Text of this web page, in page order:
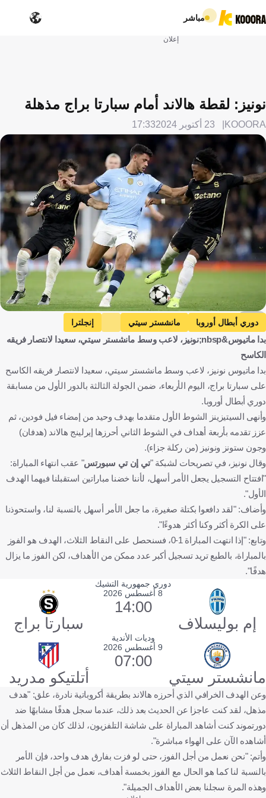
مباشر
إعلان
نونيز: لقطة هالاند أمام سبارتا براج مذهلة
KOOORA 23 أكتوبر 2024 17:33
دوري أبطال أوروبا مانشستر سيتي
إنجلترا
سبارتا براج
التشيك إرلينج هالاند النرويج
ماتيوس نونيز
البرتغال
بدا ماتيوس&nbsp;نونيز، لاعب وسط مانشستر سيتي، سعيدا لانتصار فريقه
الكاسح
بدا ماتيوس نونيز، لاعب وسط مانشستر سيتي، سعيدا لانتصار فريقه الكاسح
على سبارتا براج، اليوم الأربعاء، ضمن الجولة الثالثة بالدور الأول من مسابقة
دوري أبطال أوروبا.
وأنهى السيتيزينز الشوط الأول متقدما بهدف وحيد من إمضاء فيل فودين، ثم
عزز تقدمه بأربعة أهداف في الشوط الثاني أحرزها إيرلينج هالاند (هدفان)
وجون ستونز ونونيز (من ركلة جزاء).
وقال نونيز، في تصريحات لشبكة "تي إن تي سبورتس" عقب انتهاء المباراة:
"افتتاح التسجيل يجعل الأمر أسهل، لأننا خضنا مباراتين استقبلنا فيهما الهدف
الأول".
وأضاف: "لقد دافعوا بكتلة صغيرة، ما جعل الأمر أسهل بالنسبة لنا، واستحوذنا
على الكرة أكثر وكنا أكثر هدوءًا".
وتابع: "إذا انتهت المباراة 1-0، فسنحصل على النقاط الثلاث، الهدف هو الفوز
بالمباراة، بالطبع تريد تسجيل أكبر عدد ممكن من الأهداف، لكن الفوز ما يزال
هدفًا".
دوري جمهورية التشيك
إم بوليسلاف
8 أغسطس 2026
14:00
سبارتا براج
وديات الأندية
مانشستر سيتي
9 أغسطس 2026
07:00
أتلتيكو مدريد
وعن الهدف الخرافي الذي أحرزه هالاند بطريقة أكروباتية نادرة، علق: "هدف
مذهل، لقد كنت عاجزا عن الحديث بعد ذلك، عندما سجل هدفًا مشابهًا ضد
دورتموند كنت أشاهد المباراة على شاشة التلفزيون، لذلك كان من المذهل أن
أشاهده الآن على الهواء مباشرة".
وأتم: "نحن نعمل من أجل الفوز، حتى لو فزت بفارق هدف واحد، فإن الأمر
بالنسبة لنا كما هو الحال مع الفوز بخمسة أهداف، نعمل من أجل النقاط الثلاث
وهذه المرة سجلنا بعض الأهداف الجميلة".